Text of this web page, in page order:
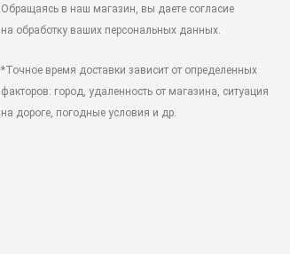
Обращаясь в наш магазин, вы даете согласие
на обработку ваших персональных данных.
*Точное время доставки зависит от определенных
факторов: город, удаленность от магазина, ситуация
на дороге, погодные условия и др.